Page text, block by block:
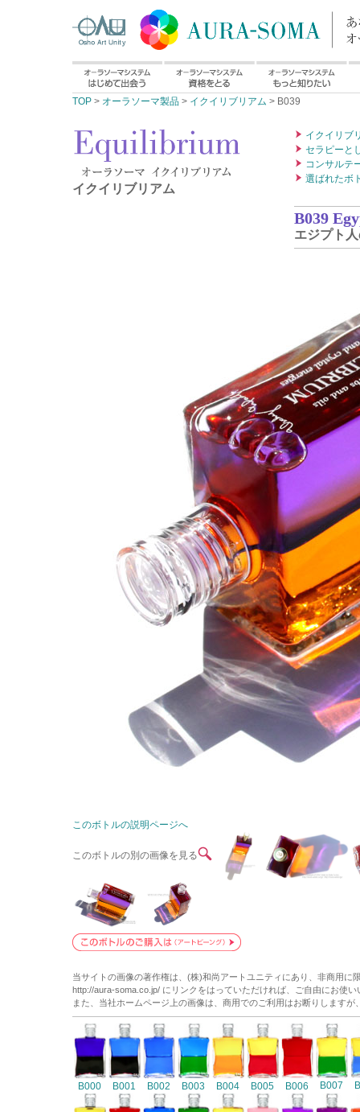
TOP > オーラソーマ製品 > イクイリブリアム > B039
イクイリブリアム
イクイリブ
セラピーと
コンサルテ
選ばれたボ
B039
エジプト
このボトルの説明ページへ
このボトルの別の画像を見る
当サイトの画像の著作権は、(株)和尚アートユニティにあり、非商用
http://aura-soma.co.jp/ にリンクをはっていただければ、ご自由にお使い
また、当社ホームページ上の画像は、商用でのご利用はお断りします
B000 B001 B002 B003 B004 B005 B006 B007